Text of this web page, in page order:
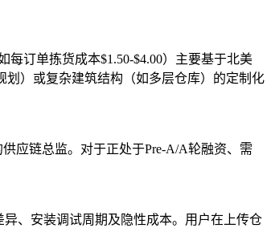
订单拣货成本$1.50-$4.00）主要基于北美
）或复杂建筑结构（如多层仓库）的定制化
应链总监。对于正处于Pre-A/A轮融资、需
、安装调试周期及隐性成本。用户在上传仓